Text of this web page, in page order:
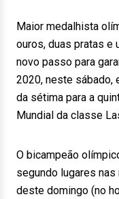
Maior medalhista
ouros, duas pratas e
novo passo para
2020, neste sábado,
da sétima para a
Mundial da classe
O bicampeão
segundo lugares
deste domingo (no